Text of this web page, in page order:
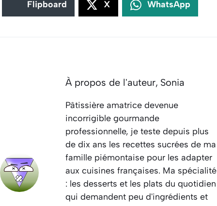
Flipboard X WhatsApp
À propos de l'auteur, Sonia
Pâtissière amatrice devenue
incorrigible gourmande
professionnelle, je teste depuis plus
de dix ans les recettes sucrées de ma
famille piémontaise pour les adapter
aux cuisines françaises. Ma spécialité
: les desserts et les plats du quotidien
qui demandent peu d'ingrédients et